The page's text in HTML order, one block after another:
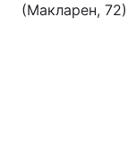
(Макларен, 72)